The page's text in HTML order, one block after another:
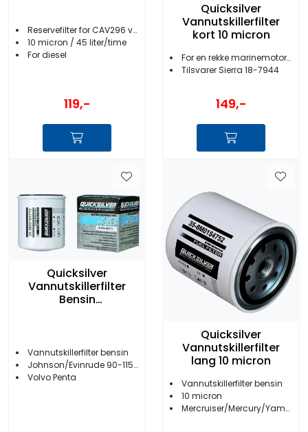
Reservefilter for CAV296 vannutskiller
10 micron / 45 liter/time
For diesel
119,-
Quicksilver
Vannutskillerfilter
kort 10 micron
For en rekke marinemotorer
Tilsvarer Sierra 18-7944
149,-
Quicksilver
Vannutskillerfilter
Bensin
Vannutskillerfilter bensin
Johnson/Evinrude 90-115/150-225 hk
Volvo Penta
Quicksilver
Vannutskillerfilter
lang 10 micron
Vannutskillerfilter bensin
10 micron
Mercruiser/Mercury/Yamaha